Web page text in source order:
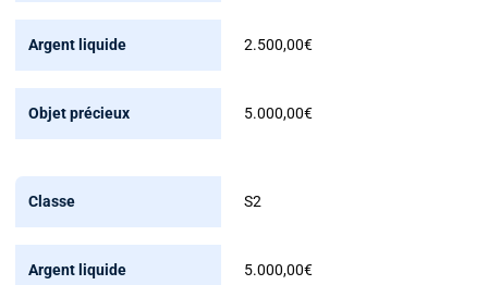
liquide
Objet
2.500,00€
5.000,00€
S2
5.000,00€